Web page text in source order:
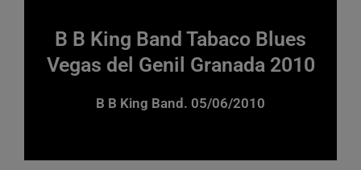
B B King Band Tabaco Blues
Vegas del Genil Granada 2010
B B King Band. 05/06/2010